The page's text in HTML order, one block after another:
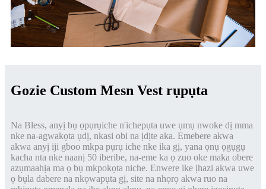
Gozie Custom Mesn Vest rụpụta
Na Bless, anyị bụ ọpụrụiche n'ichepụta uwe ụmụ nwoke dị mma
nke na-agwakọta ụdị, nkasi obi na ịdịte aka. Emebere akwa
akwa anyị iji gboo mkpa pụrụ iche nke ika gị, yana ọnụ ọgụgụ
kacha nta nke naanị 50 iberibe, na-eme ka ọ zuo oke maka obere
azụmaahịa ma ọ bụ mkpokọta niche. Enwere ike ịhazi akwa uwe
ọ bụla dabere na nkọwapụta gị, site na nhọrọ akwa ruo na